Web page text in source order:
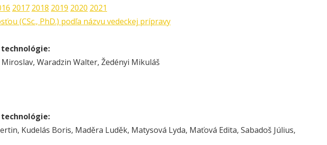
2017 2018 2019 2020 2021
(CSc., PhD.) podľa názvu vedeckej prípravy
technológie:
Waradzin Walter, Žedényi Mikuláš
technológie:
Kudelás Boris, Maděra Luděk, Matysová Lyda, Maťová Edita, Sabadoš Július,